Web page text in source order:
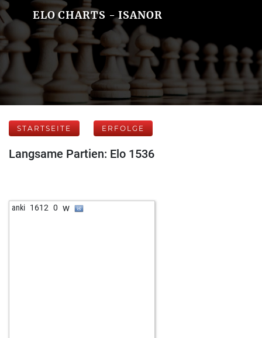
ELO CHARTS - ISANOR
STARTSEITE ERFOLGE
Langsame Partien: Elo 1536
anki 1612 0 w